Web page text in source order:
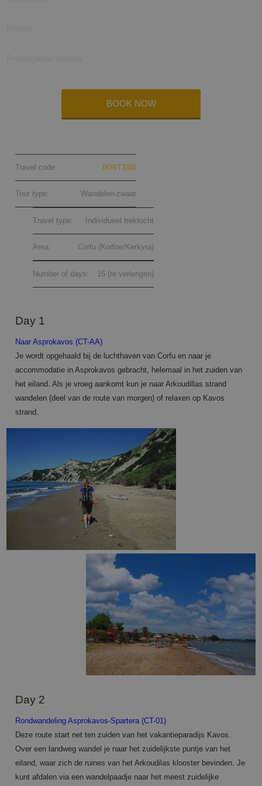
BOOK NOW
Travel code: IKWT316I
Tour type: Wandelen-zwaar
Travel type: Individueel trektocht
Area: Corfu (Korfoe/Kerkyra)
Number of days: 15 (te verlengen)
Day 1
Naar Asprokavos (CT-AA)
Je wordt opgehaald bij de luchthaven van Corfu en naar je
accommodatie in Asprokavos gebracht, helemaal in het zuiden van
het eiland. Als je vroeg aankomt kun je naar Arkoudillas strand
wandelen (deel van de route van morgen) of relaxen op Kavos
strand.
Day 2
Rondwandeling Asprokavos-Spartera (CT-01)
Deze route start net ten zuiden van het vakantieparadijs Kavos.
Over een landweg wandel je naar het zuidelijkste puntje van het
eiland, waar zich de ruines van het Arkoudilas klooster bevinden. Je
kunt afdalen via een wandelpaadje naar het meest zuidelijke